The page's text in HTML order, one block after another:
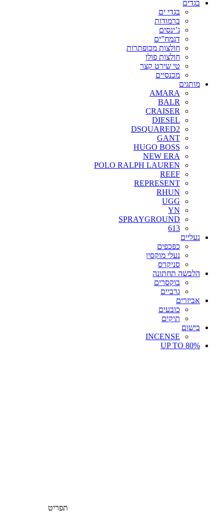
בגדים
בגדי ים
ברמודות
ג’ינסים
דגמח”ים
חולצות מכופתרות
חולצות פולו
טי שירט קצר
מכנסיים
מותגים
AMARA
BALR
CRAISER
DIESEL
DSQUARED2
GANT
HUGO BOSS
NEW ERA
POLO RALPH LAUREN
REEF
REPRESENT
RHUN
UGG
YN
SPRAYGROUND
613
נעליים
כפכפים
נעלי מוקסין
סניקרס
הלבשה תחתונה
בוקסרים
גרביים
אביזרים
כובעים
תיקים
בישום
INCENSE
UP TO 80%
תפריט